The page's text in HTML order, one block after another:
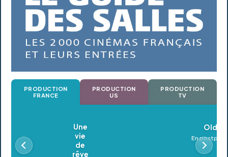
PRODUCTION
FRANCE
PRODUCTION
US
PRODUCTION
TV
Oldeupe
En postproduction